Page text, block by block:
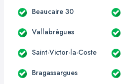
Beaucaire 30
Vallabrègues
Saint-Victor-la-Coste
Bragassargues